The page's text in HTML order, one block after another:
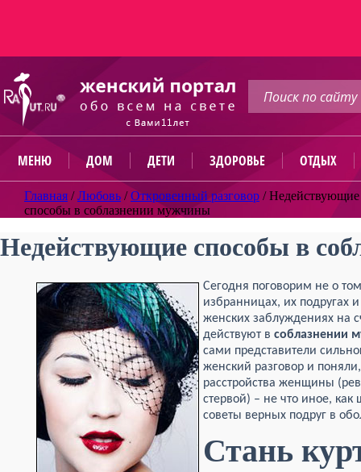
МЕНЮ ДОМ ДЕТИ ЗДОРОВЬЕ ОТДЫХ
Главная /Любовь /Откровенный разговор /Недействующие
способы в соблазнении мужчины
Недействующие способы в
Сегодня поговорим не о
избранницах, их подругах
женских заблуждениях на
действуют в соблазнении
сами представители
женский разговор и
расстройства женщины
стервой) – не что иное, как
советы верных подруг в
Стань